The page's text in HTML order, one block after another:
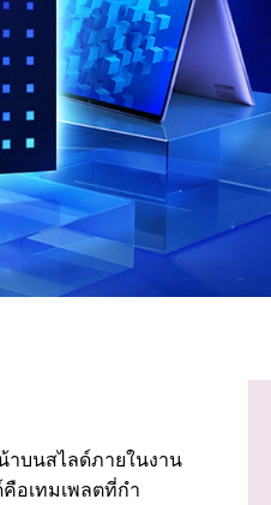
าบนสไลด์ภายในงาน
อเทมเพลตที่กํา